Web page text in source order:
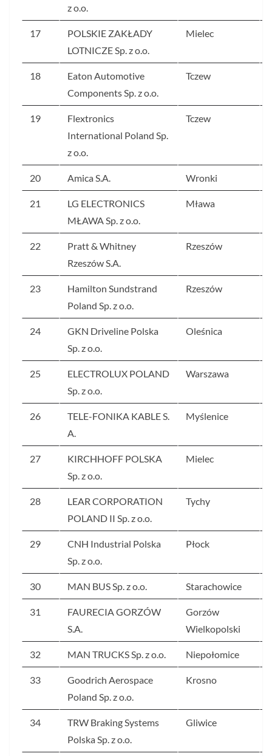
z o.o.
17
POLSKIE ZAKŁADY
LOTNICZE Sp. z o.o.
Mielec
18
Eaton Automotive
Components Sp. z o.o.
Tczew
19
Flextronics
International Poland Sp.
z o.o.
Tczew
20 Amica S.A. Wronki
21
LG ELECTRONICS
MŁAWA Sp. z o.o.
Mława
22
Pratt & Whitney
Rzeszów S.A.
Rzeszów
23
Hamilton Sundstrand
Poland Sp. z o.o.
Rzeszów
24
GKN Driveline Polska
Sp. z o.o.
Oleśnica
25
ELECTROLUX POLAND
Sp. z o.o.
Warszawa
26
TELE-FONIKA KABLE S.
A.
Myślenice
27
KIRCHHOFF POLSKA
Sp. z o.o.
Mielec
28
LEAR CORPORATION
POLAND II Sp. z o.o.
Tychy
29
CNH Industrial Polska
Sp. z o.o.
Płock
30 MAN BUS Sp. z o.o. Starachowice
31
FAURECIA GORZÓW
S.A.
Gorzów
Wielkopolski
32 MAN TRUCKS Sp. z o.o. Niepołomice
33
Goodrich Aerospace
Poland Sp. z o.o.
Krosno
34
TRW Braking Systems
Polska Sp. z o.o.
Gliwice